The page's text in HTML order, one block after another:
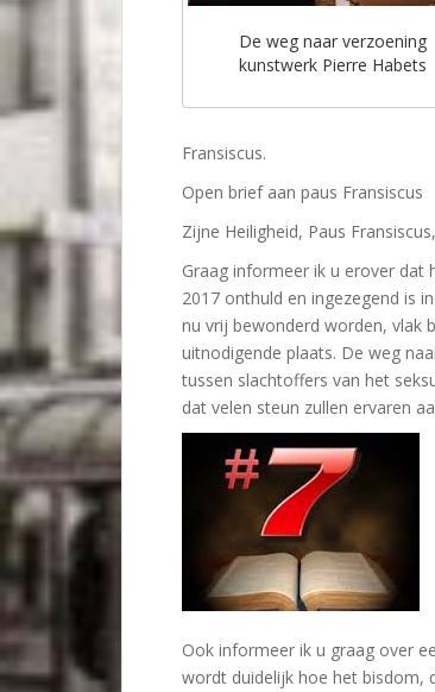
De weg naar verzoening
kunstwerk Pierre Habets
Fransiscus.
Open brief aan paus Fransiscus
Zijne Heiligheid, Paus Fransiscus,
Graag informeer ik u erover dat
2017 onthuld en ingezegend is
nu vrij bewonderd worden, vlak
uitnodigende plaats. De weg
tussen slachtoffers van het
dat velen steun zullen ervaren
Ook informeer ik u graag over
wordt duidelijk hoe het bisdom,